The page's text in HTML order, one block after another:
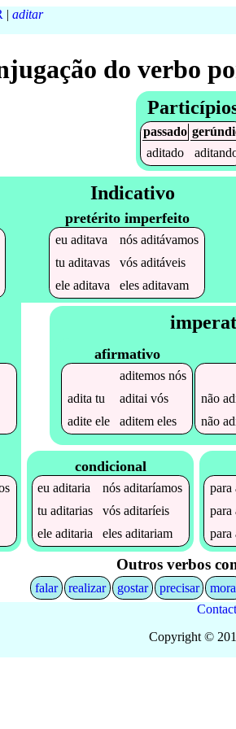
| aditar
do verbo
passado
aditado
Indicativo
pretérito imperfeito
eu aditava nós aditávamos
tu aditavas vós aditáveis
ele aditava eles aditavam
afirmativo
aditemosnós
adita tu aditai vós
aditeele aditemeles
não
não
condicional
euaditaria nósaditaríamos
tuaditarias vósaditaríeis
eleaditaria elesaditariam
para
para
para
Outros verbos
falar realizar gostar precisar
Copyright ©